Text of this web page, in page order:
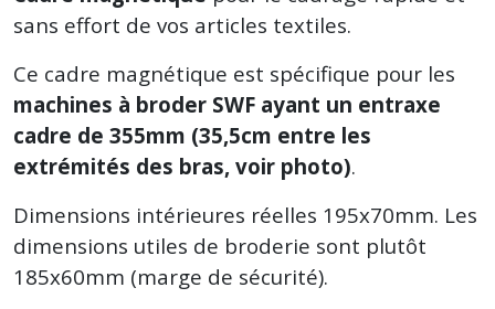
sans effort de vos articles textiles.
Ce cadre magnétique est spécifique pour les
machines à broder SWF ayant un entraxe
cadre de 355mm (35,5cm entre les
extrémités des bras, voir photo).
Dimensions intérieures réelles 195x70mm. Les
dimensions utiles de broderie sont plutôt
185x60mm (marge de sécurité).